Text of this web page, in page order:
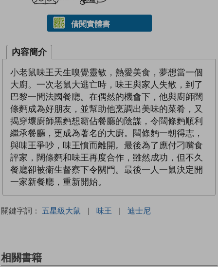
借閱實體書
內容簡介
小老鼠味王天生嗅覺靈敏，熱愛美食，夢想當一個
大廚。一次老鼠大逃亡時，味王與家人失散，到了
巴黎一間法國餐廳。在偶然的機會下，他與廚師闊
條麪成為好朋友，並幫助他烹調出美味的菜肴，又
揭穿壞廚師黑麪想霸佔餐廳的陰謀，令闊條麪順利
繼承餐廳，更成為著名的大廚。闊條麪一朝得志，
與味王爭吵，味王憤而離開。最後為了應付刁嘴食
評家，闊條麪和味王再度合作，雖然成功，但不久
餐廳卻被衞生督察下令關門。最後一人一鼠決定開
一家新餐廳，重新開始。
關鍵字詞： 五星級大鼠 | 味王 | 迪士尼
相關書籍